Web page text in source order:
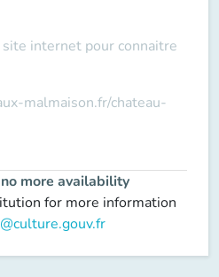
internet pour connaitre
malmaison.fr/chateau-
more availability
for more information